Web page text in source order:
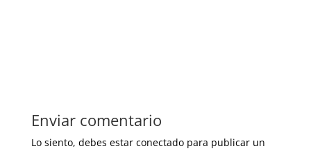
Enviar comentario
Lo siento, debes estar conectadopara publicar un